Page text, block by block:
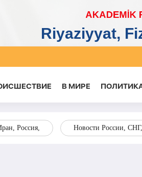
В МИРЕ
Россия, Новости России,